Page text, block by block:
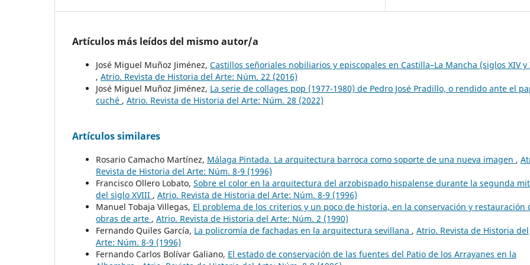
Artículos más leídos del mismo autor/a
José Miguel Muñoz Jiménez, Castillos señoriales nobiliarios y episcopales en Castilla–La Mancha (siglos XIV y
, Atrio. Revista de Historia del Arte: Núm. 22 (2016)
José Miguel Muñoz Jiménez, La serie de collages pop (1977-1980) de Pedro José Pradillo, o rendido ante el
cuché , Atrio. Revista de Historia del Arte: Núm. 28 (2022)
Artículos similares
Rosario Camacho Martínez, Málaga Pintada. La arquitectura barroca como soporte de una nueva imagen ,
Revista de Historia del Arte: Núm. 8-9 (1996)
Francisco Ollero Lobato, Sobre el color en la arquitectura del arzobispado hispalense durante la segunda
del siglo XVIII , Atrio. Revista de Historia del Arte: Núm. 8-9 (1996)
Manuel Tobaja Villegas, El problema de los criterios y un poco de historia, en la conservación y restauración
obras de arte , Atrio. Revista de Historia del Arte: Núm. 2 (1990)
Fernando Quiles García, La policromía de fachadas en la arquitectura sevillana , Atrio. Revista de Historia del
Arte: Núm. 8-9 (1996)
Fernando Carlos Bolívar Galiano, El estado de conservación de las fuentes del Patio de los Arrayanes en la